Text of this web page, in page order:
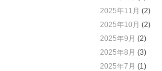
2025年11月 (2)
2025年10月 (2)
2025年9月 (2)
2025年8月 (3)
2025年7月 (1)